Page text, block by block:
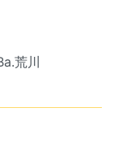
荒川